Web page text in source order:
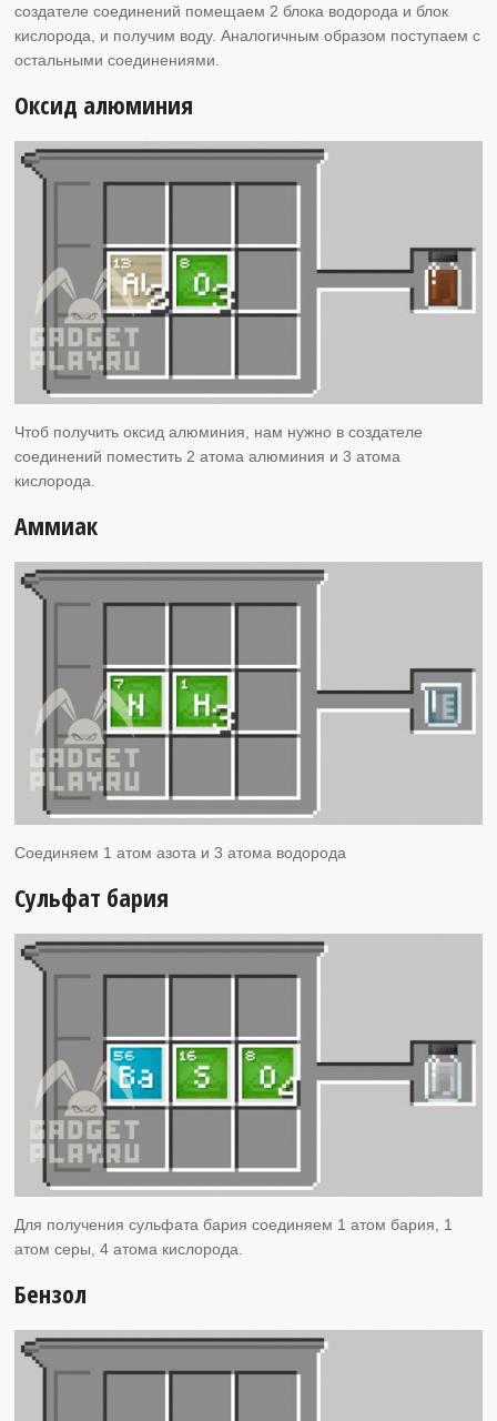
создателе соединений помещаем 2 блока водорода и блок
кислорода, и получим воду. Аналогичным образом поступаем с
остальными соединениями.
Оксид алюминия
Чтоб получить оксид алюминия, нам нужно в создателе
соединений поместить 2 атома алюминия и 3 атома
кислорода.
Аммиак
Соединяем 1 атом азота и 3 атома водорода
Сульфат бария
Для получения сульфата бария соединяем 1 атом бария, 1
атом серы, 4 атома кислорода.
Бензол